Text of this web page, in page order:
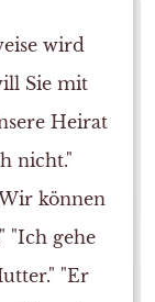
wird
Sie mit
Heirat
nicht."
können
"Ich gehe
"Er